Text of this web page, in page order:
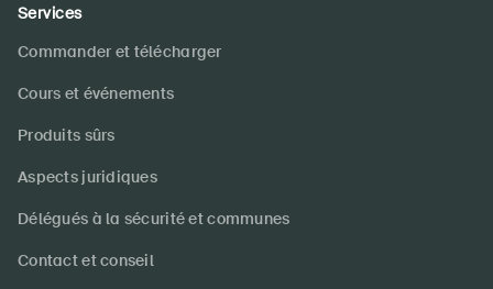
Services
Commander et télécharger
Cours et événements
Produits sûrs
Aspects juridiques
Délégués à la sécurité et communes
Contact et conseil